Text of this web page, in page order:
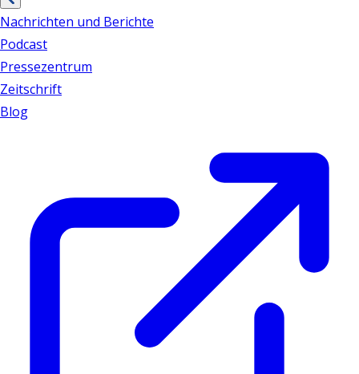
Nachrichten und Berichte
Podcast
Pressezentrum
Zeitschrift
Blog